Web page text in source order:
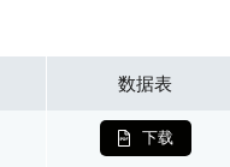
数据表
下载